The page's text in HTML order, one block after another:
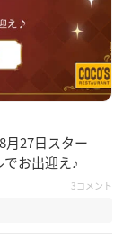
月27日スター
お出迎え♪
3コメント